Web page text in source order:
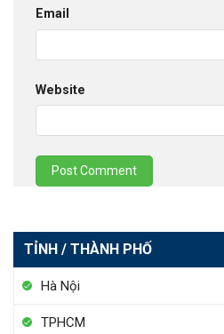
TỈNH / THÀNH PHỐ
Hà Nội
TPHCM
Email
Website